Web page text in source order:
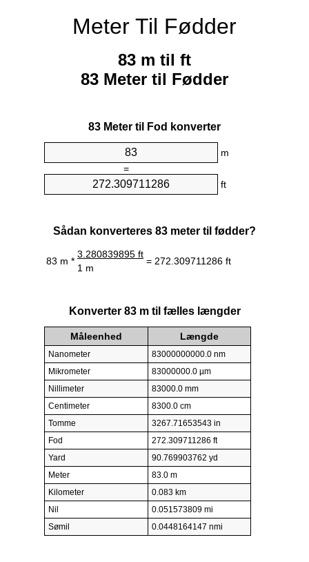
Meter Til Fødder
83 m til ft
83 Meter til Fødder
83 Meter til Fod konverter
m
=
ft
Sådan konverteres 83 meter til fødder?
83 m *
3.280839895 ft
= 272.309711286 ft
1 m
Konverter 83 m til fælles længder
Måleenhed Længde
Nanometer
83000000000.0 nm
Mikrometer
83000000.0 µm
Nillimeter
83000.0 mm
Centimeter
8300.0 cm
Tomme
3267.71653543 in
Fod
272.309711286 ft
Yard
90.769903762 yd
Meter
83.0 m
Kilometer
0.083 km
Nil
0.051573809 mi
Sømil
0.0448164147 nmi